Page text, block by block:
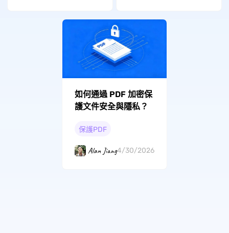
如何通過 PDF 加密保
護文件安全與隱私？
保護PDF
Alan Jiang4/30/2026